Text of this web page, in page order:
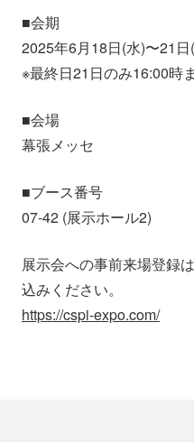
■会期
2025年6月18日(水)〜21
※最終日21日のみ16:00時
■会場
幕張メッセ
■ブース番号
07-42 (展示ホール2)
展示会への事前来場登録
込みください。
https://cspi-expo.com/